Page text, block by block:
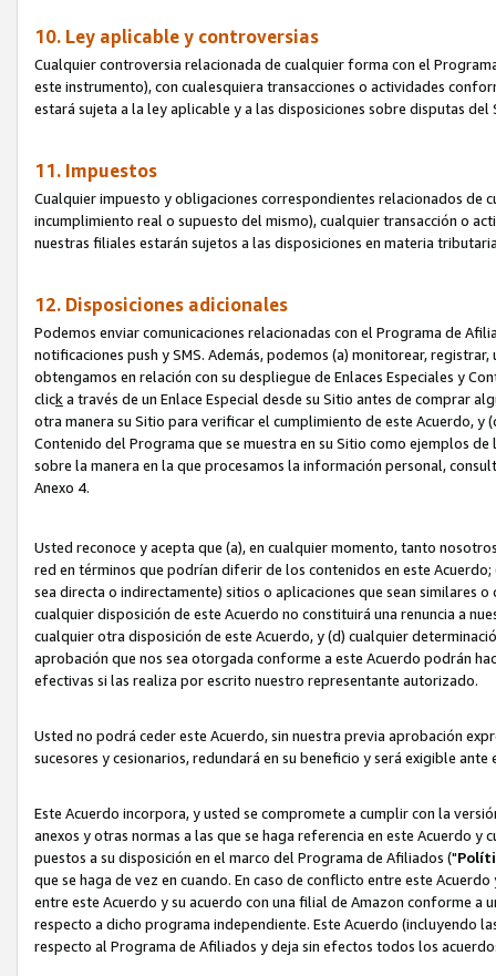
10. Ley aplicable y controversias
Cualquier controversia relacionada de cualquier forma con el
este instrumento), con cualesquiera transacciones o actividades
estará sujeta a la ley aplicable y a las disposiciones sobre disputas
11. Impuestos
Cualquier impuesto y obligaciones correspondientes relacionados de
incumplimiento real o supuesto del mismo), cualquier transacción o
nuestras filiales estarán sujetos a las disposiciones en materia
12. Disposiciones adicionales
Podemos enviar comunicaciones relacionadas con el Programa de
notificaciones push y SMS. Además, podemos (a) monitorear,
obtengamos en relación con su despliegue de Enlaces Especiales y
clicka través de un Enlace Especial desde su Sitio antes de comprar
otra manera su Sitio para verificar el cumplimiento de este Acuerdo,
Contenido del Programa que se muestra en su Sitio como ejemplos
sobre la manera en la que procesamos la información personal,
Anexo 4.
Usted reconoce y acepta que (a), en cualquier momento, tanto
red en términos que podrían diferir de los contenidos en este
sea directa o indirectamente) sitios o aplicaciones que sean similares
cualquier disposición de este Acuerdo no constituirá una renuncia a
cualquier otra disposición de este Acuerdo, y (d) cualquier
aprobación que nos sea otorgada conforme a este Acuerdo podrán
efectivas si las realiza por escrito nuestro representante autorizado.
Usted no podrá ceder este Acuerdo, sin nuestra previa aprobación
sucesores y cesionarios, redundará en su beneficio y será exigible
Este Acuerdo incorpora, y usted se compromete a cumplir con la
anexos y otras normas a las que se haga referencia en este Acuerdo
puestos a su disposición en el marco del Programa de Afiliados ("
que se haga de vez en cuando. En caso de conflicto entre este
entre este Acuerdo y su acuerdo con una filial de Amazon conforme
respecto a dicho programa independiente. Este Acuerdo (incluyendo
respecto al Programa de Afiliados y deja sin efectos todos los